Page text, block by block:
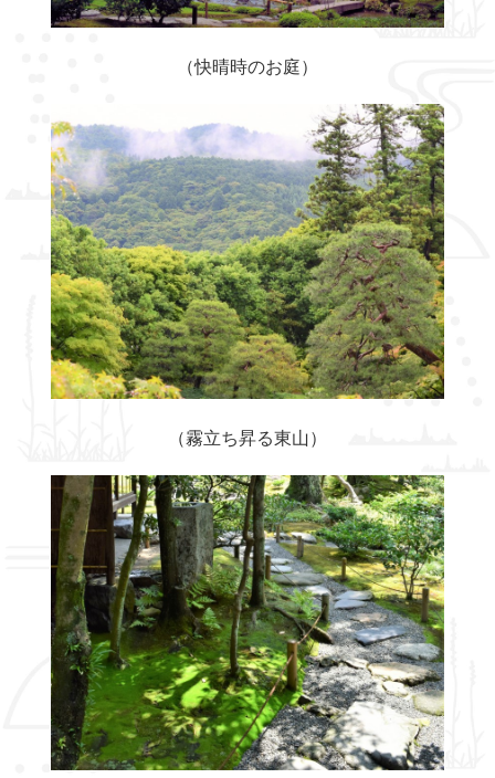
（快晴時のお庭）
（霧立ち昇る東山）